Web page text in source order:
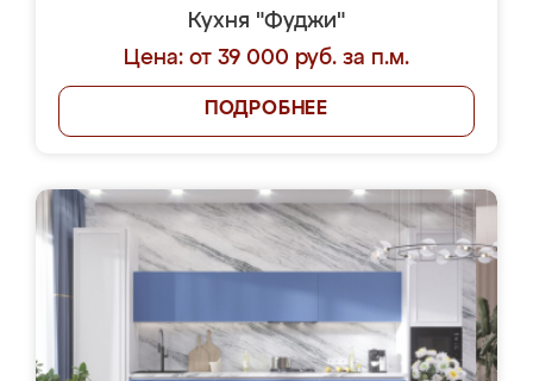
Кухня "Фуджи"
Цена: от 39 000 руб. за п.м.
ПОДРОБНЕЕ